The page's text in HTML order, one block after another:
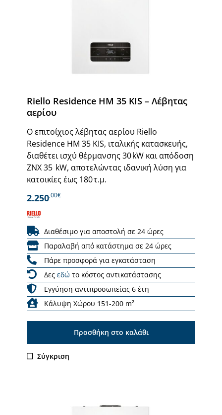
Riello Residence ΗΜ 35 KIS – Λέβητας
αερίου
Ο επιτοίχιος λέβητας αερίου Riello
Residence HM 35 KIS, ιταλικής κατασκευής,
διαθέτει ισχύ θέρμανσης 30 kW και απόδοση
ΖΝΧ 35 kW, αποτελώντας ιδανική λύση για
κατοικίες έως 180 τ.μ.
2.250,00€
Διαθέσιμο για αποστολή σε 24 ώρες
Παραλαβή από κατάστημα σε 24 ώρες
Πάρε προσφορά για εγκατάσταση
Δες εδώ το κόστος αντικατάστασης
Εγγύηση αντιπροσωπείας 6 έτη
Κάλυψη Χώρου 151-200 m²
Προσθήκη στο καλάθι
Σύγκριση